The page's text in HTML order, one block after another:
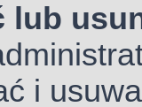
lub
i